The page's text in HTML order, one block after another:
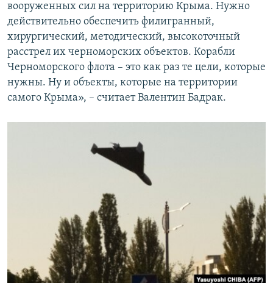
вооруженных сил на территорию Крыма. Нужно
действительно обеспечить филигранный,
хирургический, методический, высокоточный
расстрел их черноморских объектов. Корабли
Черноморского флота – это как раз те цели, которые
нужны. Ну и объекты, которые на территории
самого Крыма», – считает Валентин Бадрак.